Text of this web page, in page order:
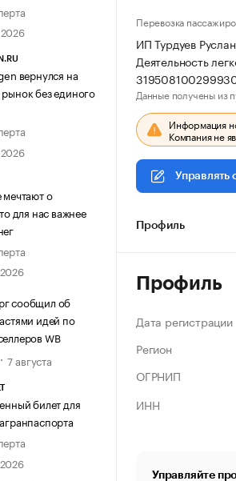
вернулся на
без единого
мечтают о
для нас важнее
сообщил об
идей по
WB
7 августа
билет для
Перевозка
ИП Турдуев
Деятельность
Данные получены из
Информация
Компания не
Управлять
Профиль
Профиль
Дата регистрации
Регион
ОГРНИП
ИНН
Управляйте